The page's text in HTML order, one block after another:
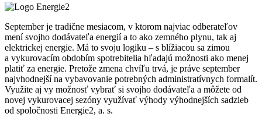
September je tradične mesiacom, v ktorom najviac odberateľov
mení svojho dodávateľa energií a to ako zemného plynu, tak aj
elektrickej energie. Má to svoju logiku – s blížiacou sa zimou
a vykurovacím obdobím spotrebitelia hľadajú možnosti ako menej
platiť za energie. Pretože zmena chvíľu trvá, je práve september
najvhodnejší na vybavovanie potrebných administratívnych formalít.
Využite aj vy možnosť vybrať si svojho dodávateľa a môžete od
novej vykurovacej sezóny využívať výhody výhodnejších sadzieb
od spoločnosti Energie2, a. s.